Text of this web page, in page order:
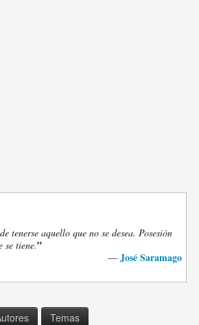
tenerse aquello que no se desea. Posesión
se tiene.”
— José Saramago
Temas